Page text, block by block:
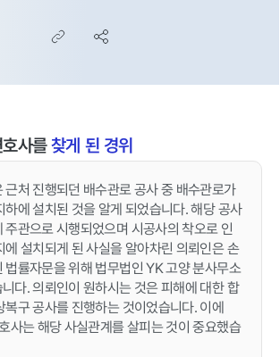
사를찾게 된 경위
근처 진행되던 배수관로 공사 중 배수관로가
하에 설치된 것을 알게 되었습니다. 해당 공사
주관으로 시행되었으며 시공사의 착오로 인
에 설치되게 된 사실을 알아차린 의뢰인은 손
법률자문을 위해 법무법인 YK 고양 분사무소
다. 의뢰인이 원하시는 것은 피해에 대한 합
복구 공사를 진행하는 것이었습니다. 이에
사는 해당 사실관계를 살피는 것이 중요했습